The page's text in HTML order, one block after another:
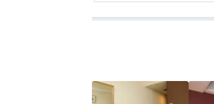
ホテルスタッフは皆親切で